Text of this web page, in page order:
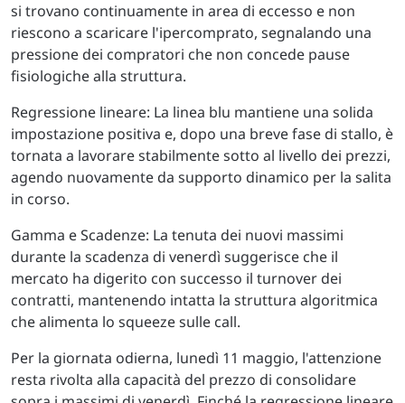
si trovano continuamente in area di eccesso e non
riescono a scaricare l'ipercomprato, segnalando una
pressione dei compratori che non concede pause
fisiologiche alla struttura.
Regressione lineare: La linea blu mantiene una solida
impostazione positiva e, dopo una breve fase di stallo, è
tornata a lavorare stabilmente sotto al livello dei prezzi,
agendo nuovamente da supporto dinamico per la salita
in corso.
Gamma e Scadenze: La tenuta dei nuovi massimi
durante la scadenza di venerdì suggerisce che il
mercato ha digerito con successo il turnover dei
contratti, mantenendo intatta la struttura algoritmica
che alimenta lo squeeze sulle call.
Per la giornata odierna, lunedì 11 maggio, l'attenzione
resta rivolta alla capacità del prezzo di consolidare